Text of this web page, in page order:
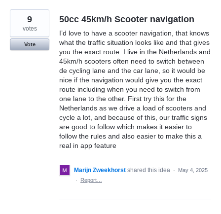
50cc 45km/h Scooter navigation
I’d love to have a scooter navigation, that knows
what the traffic situation looks like and that gives
you the exact route. I live in the Netherlands and
45km/h scooters often need to switch between
de cycling lane and the car lane, so it would be
nice if the navigation would give you the exact
route including when you need to switch from
one lane to the other. First try this for the
Netherlands as we drive a load of scooters and
cycle a lot, and because of this, our traffic signs
are good to follow which makes it easier to
follow the rules and also easier to make this a
real in app feature
9
votes
Vote
Marijn Zweekhorst shared this idea ·
May 4, 2025
·
Report…